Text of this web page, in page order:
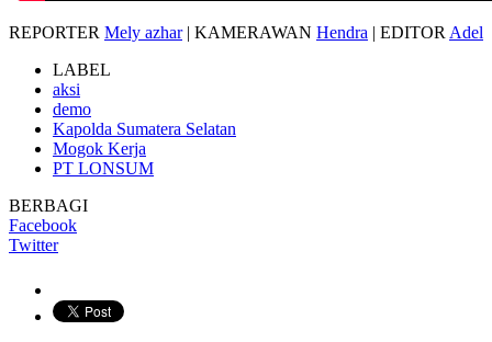
REPORTER Mely azhar| KAMERAWAN Hendra | EDITOR Adel
LABEL
aksi
demo
Kapolda Sumatera Selatan
Mogok Kerja
PT LONSUM
BERBAGI
Facebook
Twitter